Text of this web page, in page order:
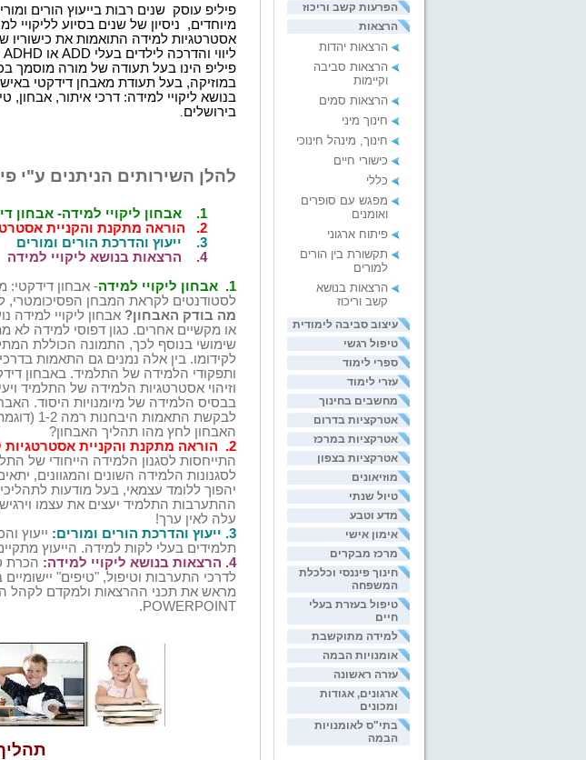
הפרעות קשב וריכוז
הרצאות
הרצאות יהדות
הרצאות סביבה
וקיימות
הרצאות סמים
חינוך מיני
חינוך, מינהל חינוכי
כישורי חיים
כללי
מפגש עם סופרים
ואומנים
פיתוח ארגוני
תקשורת בין הורים
למורים
הרצאות בנושא
קשב וריכוז
עיצוב סביבה לימודית
טיפול רגשי
ספרי לימוד
עזרי לימוד
מחשבים בחינוך
אטרקציות בדרום
אטרקציות במרכז
אטרקציות בצפון
מוזיאונים
טיול שנתי
מדע וטבע
אימון אישי
מרכז מבקרים
חינוך פיננסי וכלכלת
המשפחה
טיפול בעזרת בעלי
חיים
למידה מתוקשבת
אומנויות הבמה
עזרה ראשונה
ארגונים, אגודות
ומכונים
בתי"ס לאומנויות
הבמה
פיליפ עוסק שנים רבות בייעוץ הורים
מיוחדים, ניסיון של שניםבסיוע לליקויי
אסטרטגיות למידה התואמות את כישוריו
ליווי והדרכה לילדים בעלי ADD או ADHD
פיליפ הינו בעל תעודה של מורה מוסמך
במוזיקה, בעלתעודת מאבחן דידקטי
בנושא ליקויי למידה: דרכי איתור,
בירושלים.
להלן השירותים הניתנים ע"י
1.
אבחון ליקויי למידה- אבחון
2.
הוראה מתקנת והקניית
3.
ייעוץ והדרכת הורים ומורים
4.
הרצאות בנושא ליקויי למידה
1.
אבחון ליקויי למידה- אבחון דידקטי:
לסטודנטים לקראת המבחן הפסיכומטרי,
מה בודק האבחון? אבחון ליקויי למידה
או מקשיים אחרים. כגון דפוסי למידה לא
שימושי בנוסף לכך, התמונה הכוללת
לקידומו. בין אלה נמנים גם התאמות
ותפקודי הלמידה של התלמיד. באבחון
וזיהוי אסטרטגיות הלמידה של התלמיד
בבסיס הלמידה של מיומנויות היסוד.
לבקשת
האבחון לחץ מהו תהליך האבחון?
2.
הוראה מתקנת והקניית אסטרטגיות
התייחסות לסגנון הלמידה הייחודי של
לסגנונות הלמידה השונים והמגוונים,
יהפוך ללומד עצמאי, בעל מודעות
ההתערבות התלמיד יעצים את עצמו וירגיש
עלה לאין ערך!
3. ייעוץ והדרכת הורים ומורים: ייעוץ
תלמידים בעלי לקות למידה. הייעוץ
4. הרצאות בנושא ליקויי למידה: הכרת
לדרכי התערבות וטיפול, "טיפים"
מראש את תכני ההרצאות ולמקדם לקהל
POWERPOINT
.